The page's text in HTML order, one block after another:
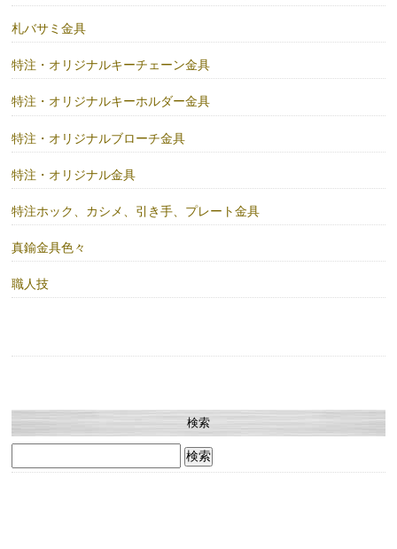
札バサミ金具
特注・オリジナルキーチェーン金具
特注・オリジナルキーホルダー金具
特注・オリジナルブローチ金具
特注・オリジナル金具
特注ホック、カシメ、引き手、プレート金具
真鍮金具色々
職人技
検索
索: